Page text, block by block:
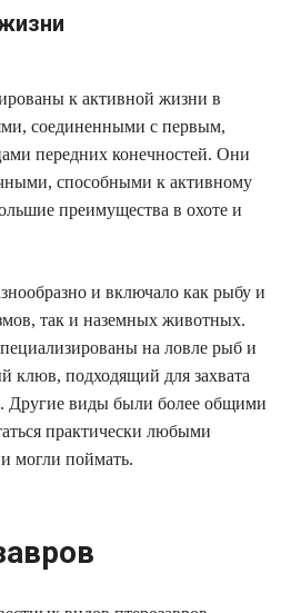
к активной жизни в
соединенными с первым,
передних конечностей. Они
способными к активному
преимущества в охоте и
и включало как рыбу и
так и наземных животных.
на ловле рыб и
клюв, подходящий для захвата
виды были более общими
практически любыми
могли поймать.